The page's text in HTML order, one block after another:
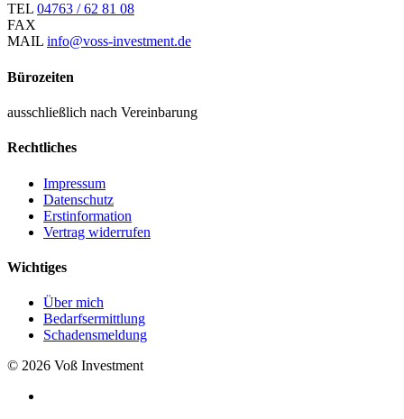
TEL 04763 / 62 81 08
FAX
MAIL info@voss-investment.de
Bürozeiten
ausschließlich nach Vereinbarung
Rechtliches
Impressum
Datenschutz
Erstinformation
Vertrag widerrufen
Wichtiges
Über mich
Bedarfsermittlung
Schadensmeldung
© 2026 Voß Investment